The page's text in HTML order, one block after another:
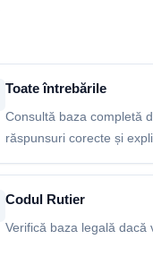
Toate întrebările
Consultă baza completă
răspunsuri corecte și
Codul Rutier
Verifică baza legală dacă